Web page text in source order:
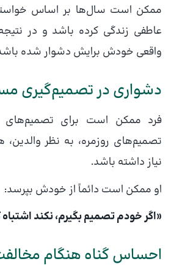
ممکن است سال‌ها بر اساس
عاطفی زندگی کرده باشد و در
واقعی خودش برایش دشوار شده
دشواری در تصمیم‌گیری
فرد ممکن است برای
تصمیم‌های روزمره، به نظر والدین،
نیاز داشته باشد.
او ممکن است دائماً از خودش بپرسد:
«اگر خودم تصمیم بگیرم، نکند
احساس گناه هنگام